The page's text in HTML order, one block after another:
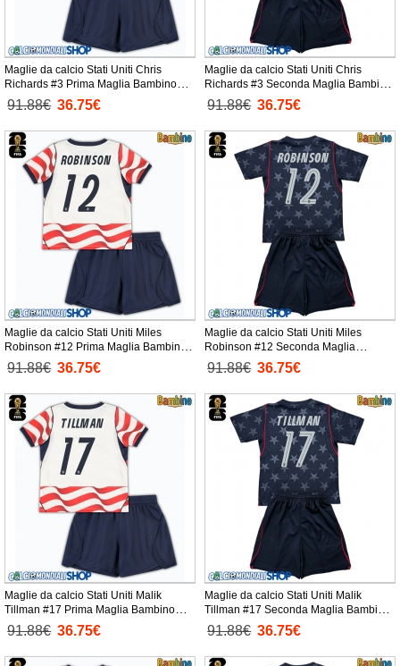
Maglie da calcio Stati Uniti Chris
Richards #3 Prima Maglia Bambino
Mondiali 2026 Manica Corta +
Pantaloni corti)
91.88€ 36.75€
Maglie da calcio Stati Uniti Chris
Richards #3 Seconda Maglia Bambino
Mondiali 2026 Manica Corta +
Pantaloni corti)
91.88€ 36.75€
Maglie da calcio Stati Uniti Miles
Robinson #12 Prima Maglia Bambino
Mondiali 2026 Manica Corta +
Pantaloni corti)
91.88€ 36.75€
Maglie da calcio Stati Uniti Miles
Robinson #12 Seconda Maglia
Bambino Mondiali 2026 Manica Corta
+ Pantaloni corti)
91.88€ 36.75€
Maglie da calcio Stati Uniti Malik
Tillman #17 Prima Maglia Bambino
Mondiali 2026 Manica Corta +
Pantaloni corti)
91.88€ 36.75€
Maglie da calcio Stati Uniti Malik
Tillman #17 Seconda Maglia Bambino
Mondiali 2026 Manica Corta +
Pantaloni corti)
91.88€ 36.75€